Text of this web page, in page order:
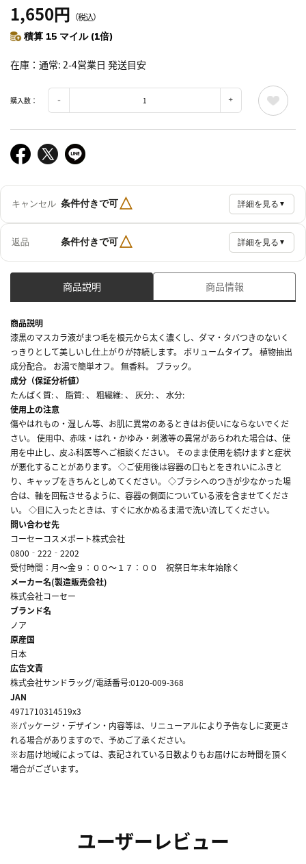
1,650円 （税込）
積算 15 マイル (1倍)
在庫 通常: 2-4営業日 発送目安
購入数：
キャンセル 条件付きで可△ 詳細を見る ▼
返品 条件付きで可△ 詳細を見る ▼
商品説明 商品情報
商品説明
漆黒のマスカラ液がまつ毛を根元から太く濃くし、ダマ・タバつきのないく
っきりとして美しいし仕上がりが持続します。 ボリュームタイプ。 植物抽出
成分配合。 お湯で簡単オフ。 無香料。 ブラック。
成分（保証分析値）
たんぱく質: 、 脂質: 、 粗繊維: 、 灰分: 、 水分:
使用上の注意
傷やはれもの・湿しん等、お肌に異常のあるときはお使いにならないでくだ
さい。 使用中、赤味・はれ・かゆみ・刺激等の異常があらわれた場合は、使
用を中止し、皮ふ科医等へご相談ください。 そのまま使用を続けますと症状
が悪化することがあります。 ◇ご使用後は容器の口もとをきれいにふきと
り、キャップをきちんとしめてください。 ◇ブラシへのつきが少なかった場
合は、軸を回転させるように、容器の側面についている液を含ませてくださ
い。 ◇目に入ったときは、すぐに水かぬるま湯で洗い流してください。
問い合わせ先
コーセーコスメポート株式会社
0800‐222‐2202
受付時間：月～金９：００～１７：００ 祝祭日年末年始除く
メーカー名(製造販売会社)
株式会社コーセー
ブランド名
ノア
原産国
日本
広告文責
株式会社サンドラッグ/電話番号:0120-009-368
JAN
4971710314519x3
※パッケージ・デザイン・内容等は、リニューアルにより予告なしに変更さ
れる場合がありますので、予めご了承ください。
※お届け地域によっては、表記されている日数よりもお届けにお時間を頂く
場合がございます。
ユーザーレビュー